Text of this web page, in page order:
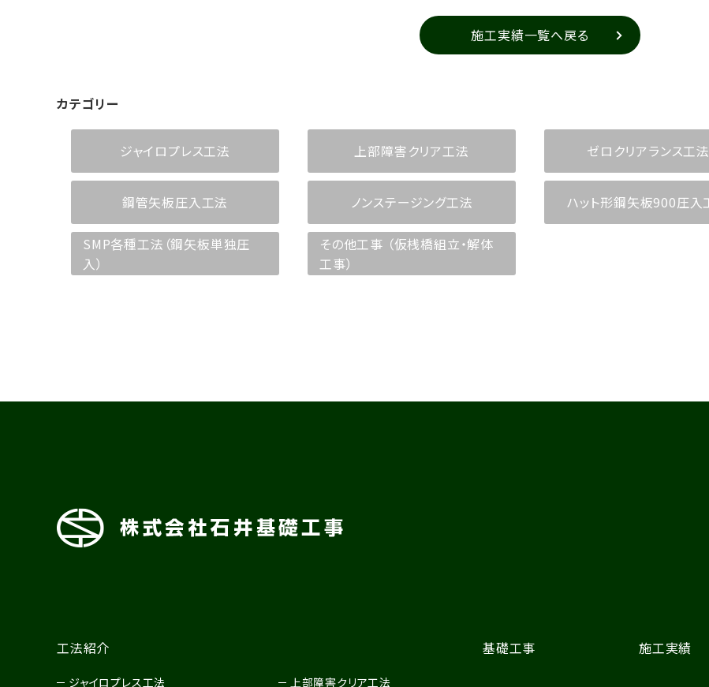
施工実績一覧へ戻る
カテゴリー
ジャイロプレス工法 上部障害クリア工法 ゼロクリアランス工法
鋼管矢板圧入工法 ノンステージング工法 ハット形鋼矢板900圧入
SMP各種工法（鋼矢板単独圧
入）
その他工事 （仮桟橋組立・解体
工事）
工法紹介
ジャイロプレス工法 上部障害クリア工法
基礎工事 施工実績